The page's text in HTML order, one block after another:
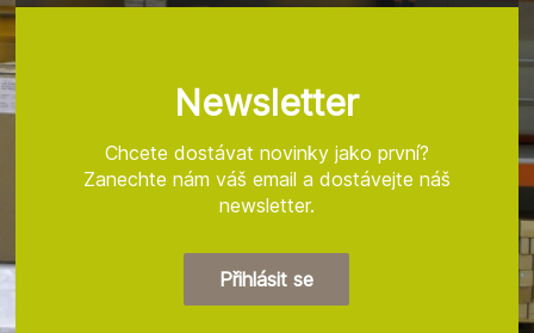
á
p
a
t
í
Newsletter
Chcete dostávat novinky jako první?
Zanechte nám váš email a dostávejte náš
newsletter.
Přihlásit se